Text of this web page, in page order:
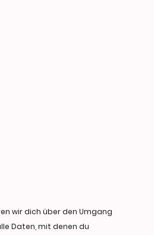
wir dich über den Umgang
Daten, mit denen du